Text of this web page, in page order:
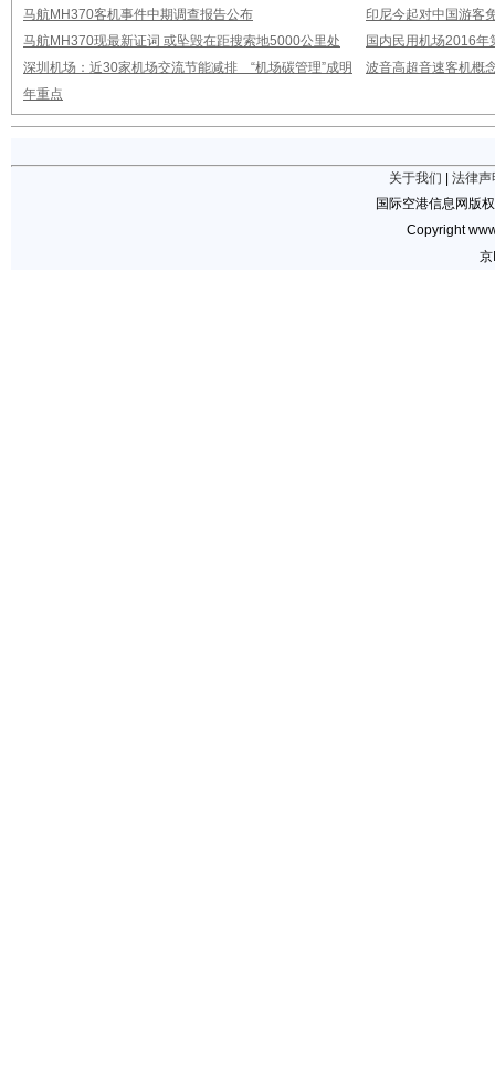
马航MH370客机事件中期调查报告公布
印尼今起对中国游客
马航MH370现最新证词 或坠毁在距搜索地5000公里处
国内民用机场2016年
深圳机场：近30家机场交流节能减排 “机场碳管理”成明
年重点
波音高超音速客机概
关于我们
法律声
国际空港信息网版
Copyright